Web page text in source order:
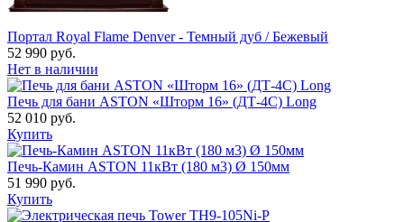
Портал Royal Flame Denver - Темный дуб / Бежевый
52 990 руб.
Нет в наличии
Печь для бани ASTON «Шторм 16» (ДТ-4С) Long
52 010 руб.
Купить
Печь-Камин ASTON 11кВт (180 м3) Ø 150мм
51 990 руб.
Купить